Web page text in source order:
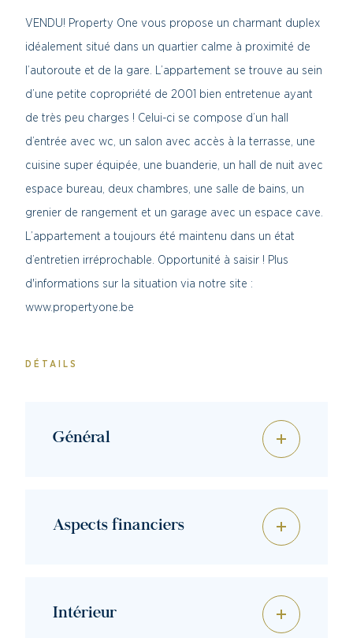
VENDU! Property One vous propose un charmant duplex
idéalement situé dans un quartier calme à proximité de
l’autoroute et de la gare. L’appartement se trouve au sein
d’une petite copropriété de 2001 bien entretenue ayant
de très peu charges ! Celui-ci se compose d’un hall
d’entrée avec wc, un salon avec accès à la terrasse, une
cuisine super équipée, une buanderie, un hall de nuit avec
espace bureau, deux chambres, une salle de bains, un
grenier de rangement et un garage avec un espace cave.
L’appartement a toujours été maintenu dans un état
d’entretien irréprochable. Opportunité à saisir ! Plus
d'informations sur la situation via notre site :
www.propertyone.be
DÉTAILS
Général
Aspects financiers
Intérieur